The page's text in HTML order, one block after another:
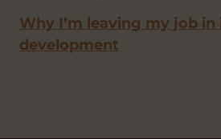
Why I’m leaving my job
development